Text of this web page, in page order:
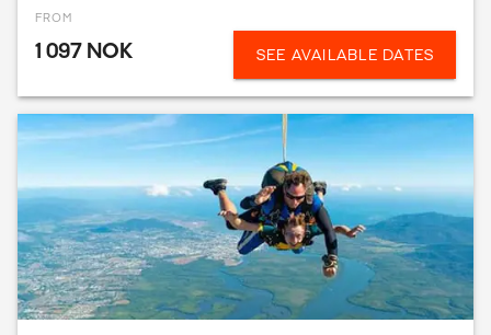
FROM
1 097 NOK SEE AVAILABLE DATES